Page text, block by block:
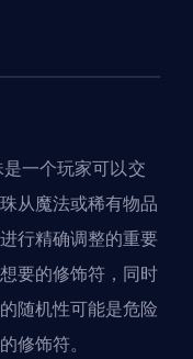
是一个玩家可以交
从魔法或稀有物品
行精确调整的重要
要的修饰符，同时
随机性可能是危险
修饰符。